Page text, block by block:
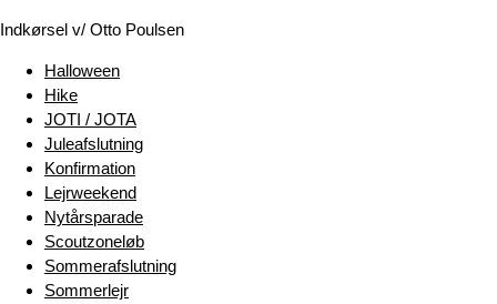
Indkørsel v/ Otto Poulsen
Halloween
Hike
JOTI / JOTA
Juleafslutning
Konfirmation
Lejrweekend
Nytårsparade
Scoutzoneløb
Sommerafslutning
Sommerlejr